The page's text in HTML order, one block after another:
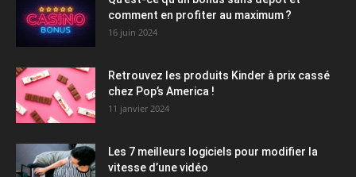
comment en profiter au maximum ?
16 juin 2024
Retrouvez les produits Kinder à prix cassé
chez Pop’s America !
11 janvier 2024
Les 7 meilleurs logiciels pour modifier la
vitesse d’une vidéo